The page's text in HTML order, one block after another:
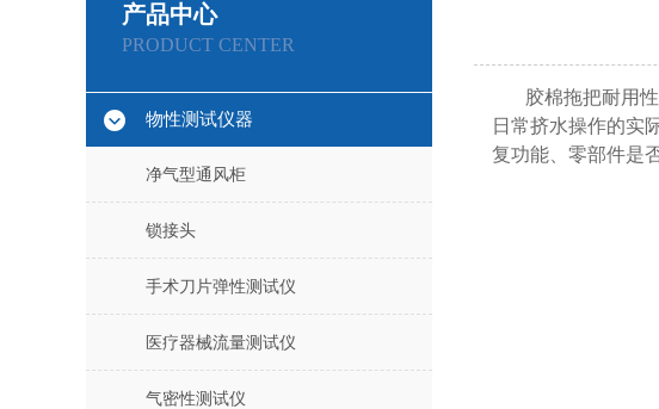
产品中心
PRODUCT CENTER
物性测试仪器
净气型通风柜
锁接头
手术刀片弹性测试仪
医疗器械流量测试仪
气密性测试仪
胶棉拖把耐用
日常挤水操作的实
复功能、零部件是